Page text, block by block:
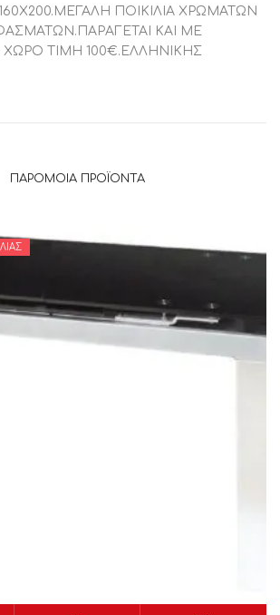
ΠΟΙΚΙΛΙΑ ΧΡΩΜΑΤΩΝ
ΚΑΙ ΜΕ
ΤΙΜΗ 100€.ΕΛΛΗΝΙΚΗΣ
ΠΑΡΌΜΟΙΑ ΠΡΟΪΌΝΤΑ